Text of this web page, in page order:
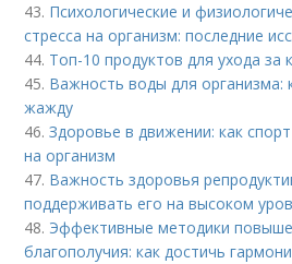
43. Психологические и
стресса на организм: последние
44. Топ-10 продуктов для ухода за
45. Важность воды для организма:
жажду
46.Здоровье в движении: как
на организм
47. Важность здоровья
поддерживать его на высоком
48. Эффективные методики
благополучия: как достичь